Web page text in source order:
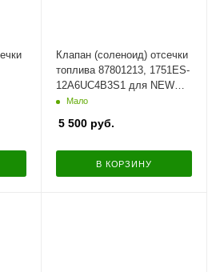
Клапан (соленоид) отсечки
топлива 87801213, 1751ES-
12A6UC4B3S1 для NEW
HOLLAND, WOODWARD,
Мало
5 500руб.
В КОРЗИНУ